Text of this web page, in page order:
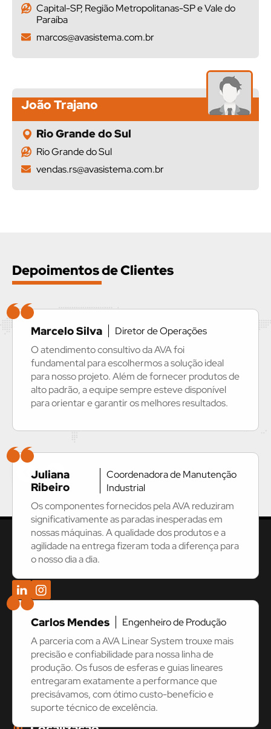
Capital-SP, Região Metropolitanas-SP e Vale do
Paraíba
marcos@avasistema.com.br
João Trajano
Rio Grande do Sul
Rio Grande do Sul
vendas.rs@avasistema.com.br
Depoimentos de Clientes
Marcelo Silva
Diretor de Operações
O atendimento consultivo da AVA foi
fundamental para escolhermos a solução ideal
para nosso projeto. Além de fornecer produtos de
alto padrão, a equipe sempre esteve disponível
para orientar e garantir os melhores resultados.
Juliana
Ribeiro
Coordenadora de Manutenção
Industrial
Os componentes fornecidos pela AVA reduziram
significativamente as paradas inesperadas em
nossas máquinas. A qualidade dos produtos e a
agilidade na entrega fizeram toda a diferença para
o nosso dia a dia.
Carlos Mendes
Engenheiro de Produção
A parceria com a AVA Linear System trouxe mais
precisão e confiabilidade para nossa linha de
produção. Os fusos de esferas e guias lineares
entregaram exatamente a performance que
precisávamos, com ótimo custo-benefício e
suporte técnico de excelência.
Localização e Contato
Central de Atendimento
Vendas: (11) 4667-3966
São Paulo:
(11) 99826-3597
Outros Estados:
(11) 9 4108-2309